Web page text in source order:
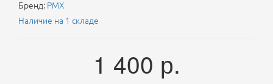
Бренд: PMX
Наличие на 1 складе
1 400 р.